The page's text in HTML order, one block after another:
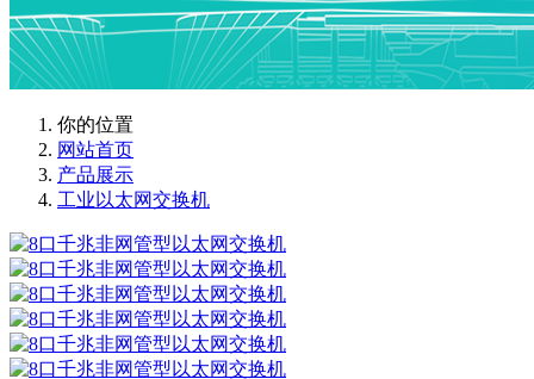
你的位置
网站首页
产品展示
工业以太网交换机